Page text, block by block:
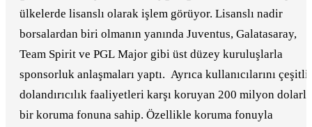
ülkelerde lisanslı olarak işlem görüyor. Lisanslı nadir
borsalardan biri olmanın yanında Juventus, Galatasaray,
Team Spirit ve PGL Major gibi üst düzey kuruluşlarla
sponsorluk anlaşmaları yaptı. Ayrıca kullanıcılarını çeşitli
dolandırıcılık faaliyetleri karşı koruyan 200 milyon
bir koruma fonuna sahip. Özellikle koruma fonuyla